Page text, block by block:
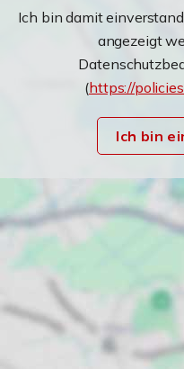
Ich bin damit
angezeigt
(https://
Ich bin